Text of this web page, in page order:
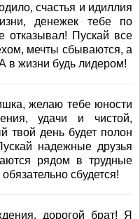
счастья и идиллия
денежек тебе по
Пускай все
мечты сбываются, а
в жизни будь лидером!
желаю тебе юности
удачи и чистой,
твой день будет полон
надежные друзья
рядом в трудные
сбудется!
дорогой брат! Я